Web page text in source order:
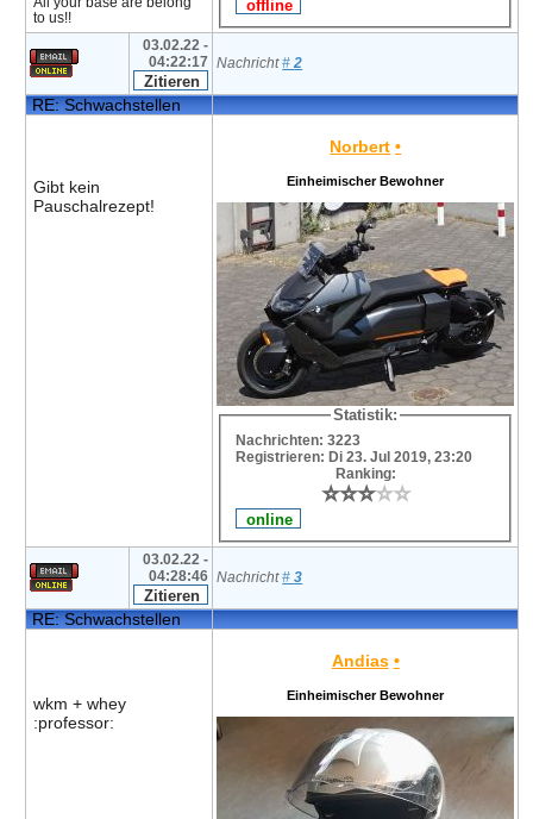
to us!!
03.02.22 -
04:22:17 Nachricht#2
RE: Schwachstellen
Gibt kein
Pauschalrezept!
Norbert •
Einheimischer Bewohner
Statistik:
Nachrichten: 3223
Registrieren: Di 23. Jul 2019, 23:20
Ranking:
⭐⭐⭐⭐⭐
⭐⭐⭐⭐⭐
03.02.22 -
04:28:46 Nachricht#3
RE: Schwachstellen
wkm + whey
:professor:
Andias •
Einheimischer Bewohner